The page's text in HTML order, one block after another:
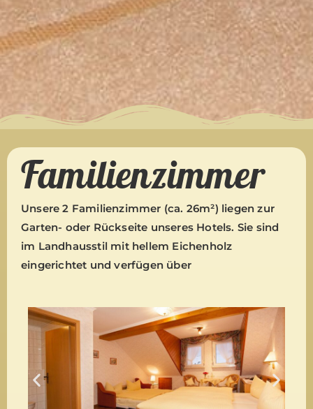
Familienzimmer
Unsere 2 Familienzimmer (ca. 26m²) liegen zur
Garten- oder Rückseite unseres Hotels. Sie sind
im Landhausstil mit hellem Eichenholz
eingerichtet und verfügen über